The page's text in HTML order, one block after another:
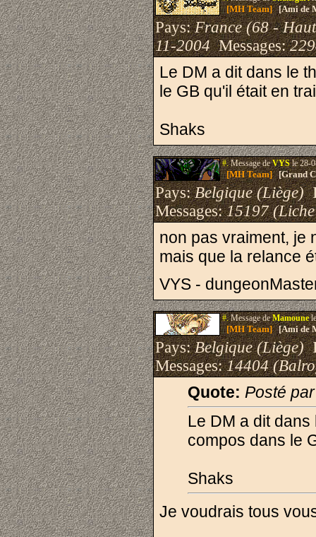
[MH Team][Ami de
Pays:France (68 -
11-2004Messages:
Le DM a dit dans le
le GB qu'il était en
Shaks
#.Message deVYSle 28-
[MH Team][Grand
Pays:Belgique (Liège)
Messages:15197
non pas vraiment, je
mais que la relance
VYS -
#.Message deMamoune
[MH Team][Ami de
Pays:Belgique (Liège)
Messages:14404
Quote: Posté
Le DM a dit
compos dans le
Shaks
Je voudrais tous